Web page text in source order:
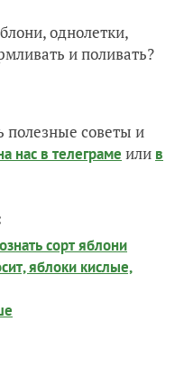
однолетки,
и поливать?
полезные советы и
нас в телеграме или в
сорт яблони
яблоки кислые,